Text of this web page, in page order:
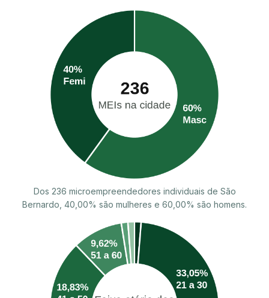
Dos 236 microempreendedores individuais de São
Bernardo, 40,00% são mulheres e 60,00% são homens.